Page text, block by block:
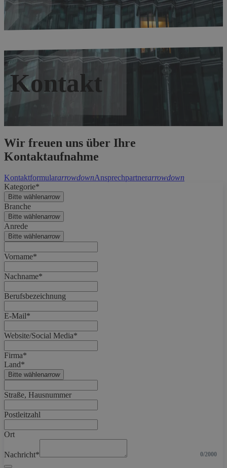
Kontakt
Wir freuen uns über Ihre
Kontaktaufnahme
KontaktformulararrowdownAnsprechpartnerarrowdown
Kategorie*
Bitte wählenarrow
Branche
Bitte wählenarrow
Anrede
Bitte wählenarrow
Vorname*
Nachname*
Berufsbezeichnung
E-Mail*
Website/Social Media*
Firma*
Land*
Bitte wählenarrow
Straße, Hausnummer
Postleitzahl
Ort
Nachricht* 0/2000